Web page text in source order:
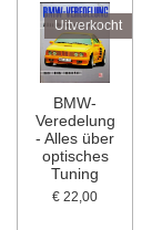
Uitverkocht
BMW-
Veredelung
- Alles über
optisches
Tuning
€ 22,00